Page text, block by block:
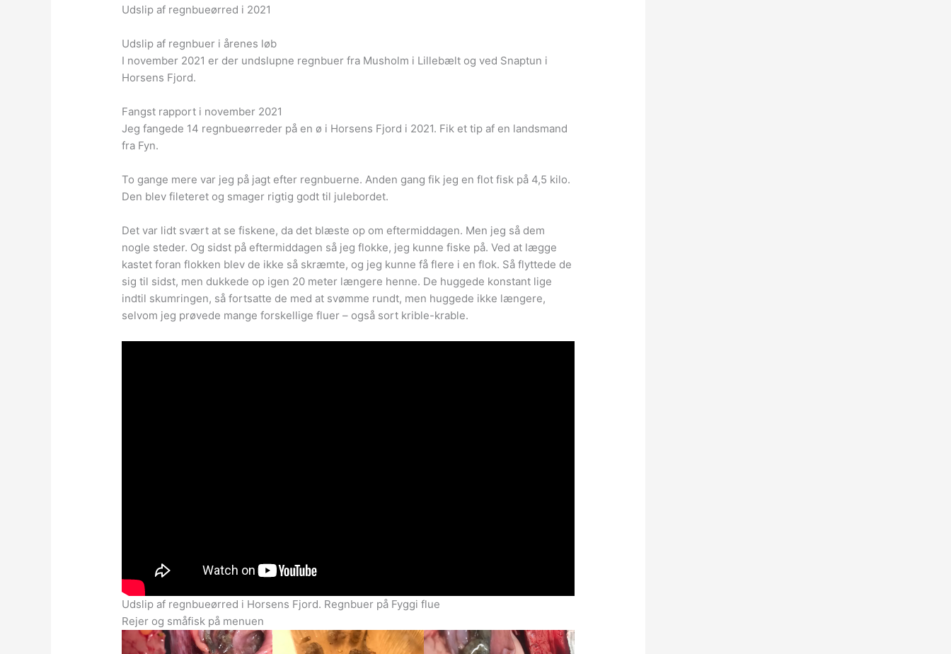
Udslip af regnbueørred i 2021
Udslip af regnbuer i årenes løb
I november 2021 er der undslupne regnbuer fra Musholm i Lillebælt og ved Snaptun i
Horsens Fjord.
Fangst rapport i november 2021
Jeg fangede 14 regnbueørreder på en ø i Horsens Fjord i 2021. Fik et tip af en landsmand
fra Fyn.
To gange mere var jeg på jagt efter regnbuerne. Anden gang fik jeg en flot fisk på 4,5 kilo.
Den blev fileteret og smager rigtig godt til julebordet.
Det var lidt svært at se fiskene, da det blæste op om eftermiddagen. Men jeg så dem
nogle steder. Og sidst på eftermiddagen så jeg flokke, jeg kunne fiske på. Ved at lægge
kastet foran flokken blev de ikke så skræmte, og jeg kunne få flere i en flok. Så flyttede de
sig til sidst, men dukkede op igen 20 meter længere henne. De huggede konstant lige
indtil skumringen, så fortsatte de med at svømme rundt, men huggede ikke længere,
selvom jeg prøvede mange forskellige fluer – også sort krible-krable.
Udslip af regnbueørred i Horsens Fjord. Regnbuer på Fyggi flue
Rejer og småfisk på menuen